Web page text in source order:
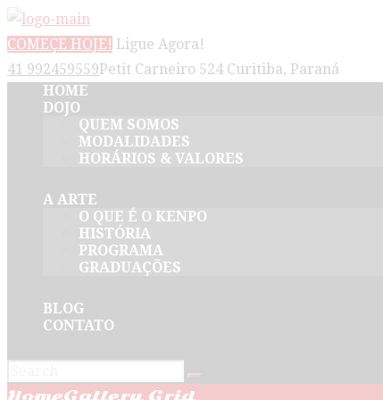
COMEÇE HOJE! Ligue Agora!
41 992459559Petit Carneiro 524 Curitiba, Paraná
HOME
DOJO
QUEM SOMOS
MODALIDADES
HORÁRIOS & VALORES
A ARTE
O QUE É O KENPO
HISTÓRIA
PROGRAMA
GRADUAÇÕES
BLOG
CONTATO
HomeGallery Grid